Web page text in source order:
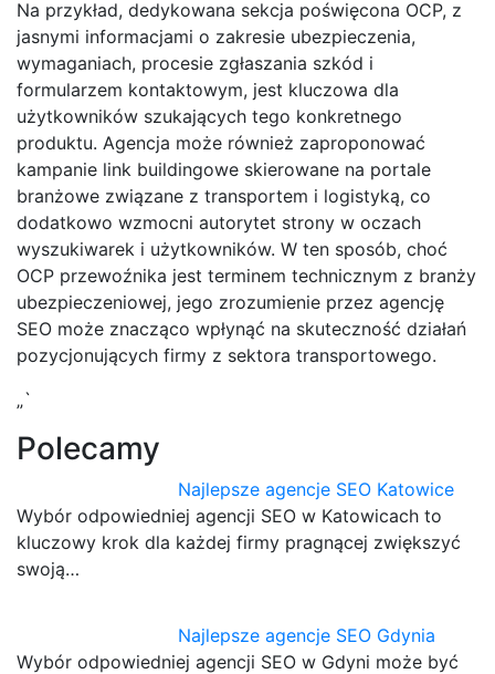
Na przykład, dedykowana sekcja poświęcona OCP, z
jasnymi informacjami o zakresie ubezpieczenia,
wymaganiach, procesie zgłaszania szkód i
formularzem kontaktowym, jest kluczowa dla
użytkowników szukających tego konkretnego
produktu. Agencja może również zaproponować
kampanie link buildingowe skierowane na portale
branżowe związane z transportem i logistyką, co
dodatkowo wzmocni autorytet strony w oczach
wyszukiwarek i użytkowników. W ten sposób, choć
OCP przewoźnika jest terminem technicznym z branży
ubezpieczeniowej, jego zrozumienie przez agencję
SEO może znacząco wpłynąć na skuteczność działań
pozycjonujących firmy z sektora transportowego.
„`
Polecamy
Najlepsze agencje SEO Katowice
Wybór odpowiedniej agencji SEO w Katowicach to
kluczowy krok dla każdej firmy pragnącej zwiększyć
swoją…
Najlepsze agencje SEO Gdynia
Wybór odpowiedniej agencji SEO w Gdyni może być